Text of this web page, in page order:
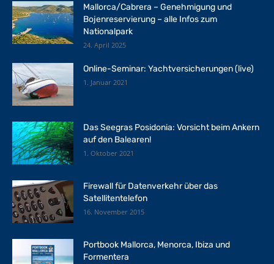
Mallorca/Cabrera – Genehmigung und
Bojenreservierung – alle Infos zum
Nationalpark
24. April 2025
Online-Seminar: Yachtversicherungen (live)
1. Januar 2021
Das Seegras Posidonia: Vorsicht beim Ankern
auf den Balearen!
1. Oktober 2021
Firewall für Datenverkehr über das
Satellitentelefon
16. November 2015
Portbook Mallorca, Menorca, Ibiza und
Formentera